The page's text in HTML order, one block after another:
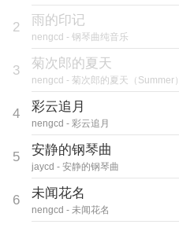
2 雨的印记
nengcd - 钢琴曲纯音乐
3 菊次郎的夏天
nengcd - 菊次郎的夏天（Summer）
4 彩云追月
nengcd - 彩云追月
5 安静的钢琴曲
jaycd - 安静的钢琴曲
6 未闻花名
nengcd - 未闻花名